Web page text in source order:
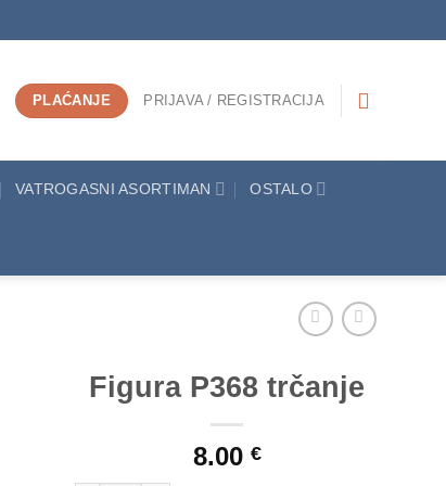
PLAĆANJE PRIJAVA / REGISTRACIJA
VATROGASNI ASORTIMAN OSTALO
Figura P368 trčanje
8.00 €